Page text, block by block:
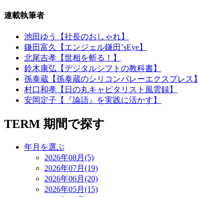
連載執筆者
池田ゆう【社長のおしゃれ】
鎌田富久【エンジェル鎌田’sEye】
北尾吉孝【世相を斬る！】
鈴木康弘【デジタルシフトの教科書】
孫泰蔵【孫泰蔵のシリコンバレーエクスプレス】
村口和孝【日の丸キャピタリスト風雲録】
安岡定子【『論語』を実践に活かす】
TERM 期間で探す
年月を選ぶ
2026年08月(5)
2026年07月(19)
2026年06月(20)
2026年05月(15)